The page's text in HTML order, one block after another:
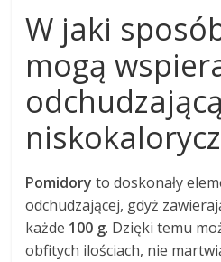
W jaki
mogą
Pomidory to doskonały
odchudzającej, gdyż
każde 100 g. Dzięki temu
obfitych ilościach, nie